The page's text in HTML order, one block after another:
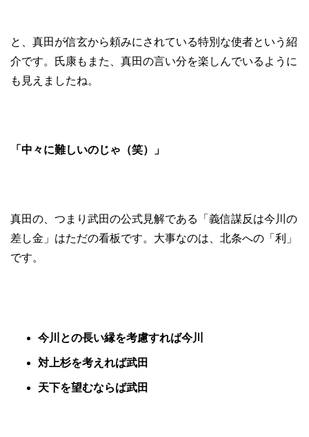
と、真田が信玄から頼みにされている特別な使者という紹
介です。氏康もまた、真田の言い分を楽しんでいるように
も見えましたね。
「中々に難しいのじゃ（笑）」
真田の、つまり武田の公式見解である「義信謀反は今川の
差し金」はただの看板です。大事なのは、北条への「利」
です。
今川との長い縁を考慮すれば今川
対上杉を考えれば武田
天下を望むならば武田